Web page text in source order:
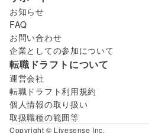
お知らせ
FAQ
お問い合わせ
企業としての参加について
転職ドラフトについて
運営会社
転職ドラフト利用規約
個人情報の取り扱い
取扱職種の範囲等
Copyright © Livesense Inc.